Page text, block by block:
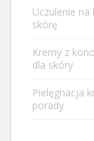
Uczulenie
skórę
Kremy z
dla skóry
Pielęgnacja
porady